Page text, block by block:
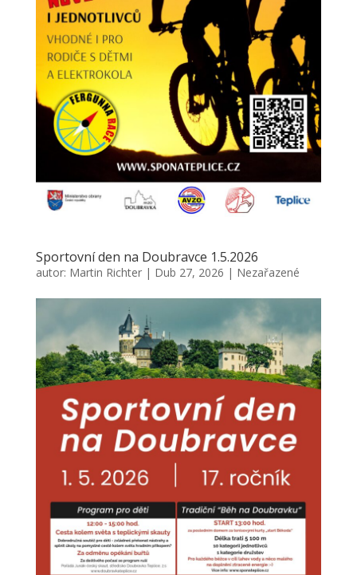
Sportovní den na Doubravce 1.5.2026
autor: Martin Richter| Dub 27, 2026 | Nezařazené